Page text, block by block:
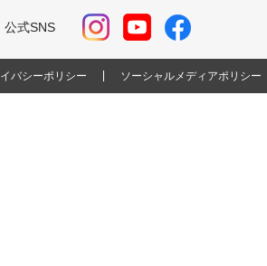
公式SNS
バシーポリシー ソーシャルメディアポリシー